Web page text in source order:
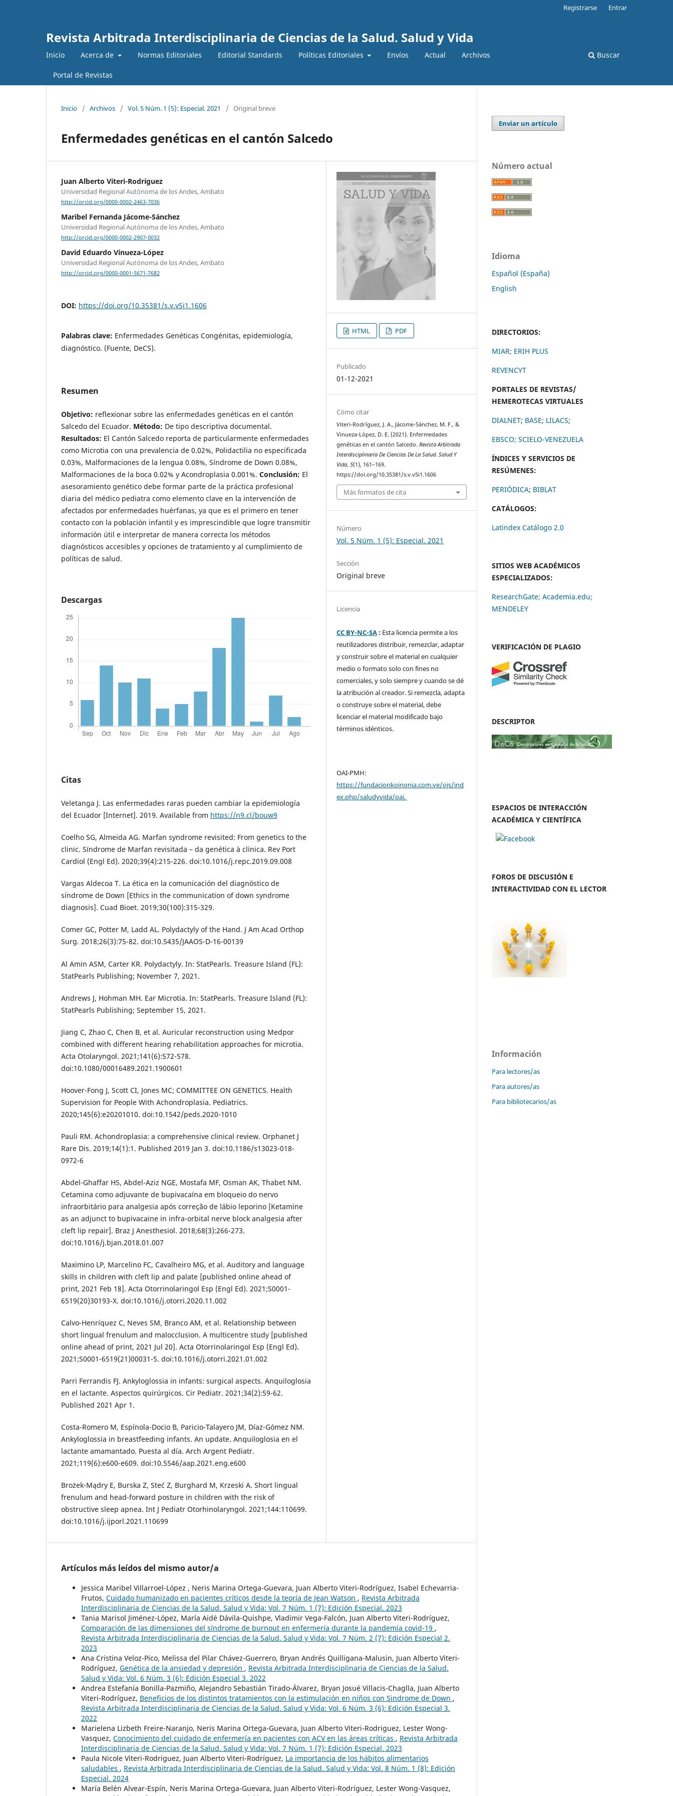
Revista Arbitrada Interdisciplinaria de Ciencias de la Salud. Salud y Vida
Inicio Acerca de Normas Editoriales Editorial Standards Políticas Editoriales Envíos Actual Archivos
Portal de Revistas
Buscar
Registrarse Entrar
Inicio / Archivos / Vol. 5 Núm. 1 (5): Especial. 2021 / Original breve
Enfermedades genéticas en el cantón Salcedo
Juan Alberto Viteri-Rodríguez
Universidad Regional Autónoma de los Andes, Ambato
http://orcid.org/0000-0002-2463-7036
Maribel Fernanda Jácome-Sánchez
Universidad Regional Autónoma de los Andes, Ambato
http://orcid.org/0000-0002-2907-0032
David Eduardo Vinueza-López
Universidad Regional Autónoma de los Andes, Ambato
http://orcid.org/0000-0001-5671-7682
DOI: https://doi.org/10.35381/s.v.v5i1.1606
Palabras clave: Enfermedades Genéticas Congénitas, epidemiología,
diagnóstico. (Fuente, DeCS).
Resumen
Objetivo: reflexionar sobre las enfermedades genéticas en el cantón
Salcedo del Ecuador. Método: De tipo descriptiva documental.
Resultados: El Cantón Salcedo reporta de particularmente enfermedades
como Microtia con una prevalencia de 0.02%, Polidactilia no especificada
0.03%, Malformaciones de la lengua 0.08%, Síndrome de Down 0.08%,
Malformaciones de la boca 0.02% y Acondroplasia 0.001%. Conclusión: El
asesoramiento genético debe formar parte de la práctica profesional
diaria del médico pediatra como elemento clave en la intervención de
afectados por enfermedades huérfanas, ya que es el primero en tener
contacto con la población infantil y es imprescindible que logre transmitir
información útil e interpretar de manera correcta los métodos
diagnósticos accesibles y opciones de tratamiento y al cumplimiento de
políticas de salud.
Descargas
Citas
Veletanga J. Las enfermedades raras pueden cambiar la epidemiología
del Ecuador [Internet]. 2019. Available from https://n9.cl/bouw9
Coelho SG, Almeida AG. Marfan syndrome revisited: From genetics to the
clinic. Síndrome de Marfan revisitada – da genética à clínica. Rev Port
Cardiol (Engl Ed). 2020;39(4):215-226. doi:10.1016/j.repc.2019.09.008
Vargas Aldecoa T. La ética en la comunicación del diagnóstico de
síndrome de Down [Ethics in the communication of down syndrome
diagnosis]. Cuad Bioet. 2019;30(100):315-329.
Comer GC, Potter M, Ladd AL. Polydactyly of the Hand. J Am Acad Orthop
Surg. 2018;26(3):75-82. doi:10.5435/JAAOS-D-16-00139
Al Amin ASM, Carter KR. Polydactyly. In: StatPearls. Treasure Island (FL):
StatPearls Publishing; November 7, 2021.
Andrews J, Hohman MH. Ear Microtia. In: StatPearls. Treasure Island (FL):
StatPearls Publishing; September 15, 2021.
Jiang C, Zhao C, Chen B, et al. Auricular reconstruction using Medpor
combined with different hearing rehabilitation approaches for microtia.
Acta Otolaryngol. 2021;141(6):572-578.
doi:10.1080/00016489.2021.1900601
Hoover-Fong J, Scott CI, Jones MC; COMMITTEE ON GENETICS. Health
Supervision for People With Achondroplasia. Pediatrics.
2020;145(6):e20201010. doi:10.1542/peds.2020-1010
Pauli RM. Achondroplasia: a comprehensive clinical review. Orphanet J
Rare Dis. 2019;14(1):1. Published 2019 Jan 3. doi:10.1186/s13023-018-
0972-6
Abdel-Ghaffar HS, Abdel-Aziz NGE, Mostafa MF, Osman AK, Thabet NM.
Cetamina como adjuvante de bupivacaína em bloqueio do nervo
infraorbitário para analgesia após correção de lábio leporino [Ketamine
as an adjunct to bupivacaine in infra-orbital nerve block analgesia after
cleft lip repair]. Braz J Anesthesiol. 2018;68(3):266-273.
doi:10.1016/j.bjan.2018.01.007
Maximino LP, Marcelino FC, Cavalheiro MG, et al. Auditory and language
skills in children with cleft lip and palate [published online ahead of
print, 2021 Feb 18]. Acta Otorrinolaringol Esp (Engl Ed). 2021;S0001-
6519(20)30193-X. doi:10.1016/j.otorri.2020.11.002
Calvo-Henríquez C, Neves SM, Branco AM, et al. Relationship between
short lingual frenulum and malocclusion. A multicentre study [published
online ahead of print, 2021 Jul 20]. Acta Otorrinolaringol Esp (Engl Ed).
2021;S0001-6519(21)00031-5. doi:10.1016/j.otorri.2021.01.002
Parri Ferrandis FJ. Ankyloglossia in infants: surgical aspects. Anquiloglosia
en el lactante. Aspectos quirúrgicos. Cir Pediatr. 2021;34(2):59-62.
Published 2021 Apr 1.
Costa-Romero M, Espínola-Docio B, Paricio-Talayero JM, Díaz-Gómez NM.
Ankyloglossia in breastfeeding infants. An update. Anquiloglosia en el
lactante amamantado. Puesta al día. Arch Argent Pediatr.
2021;119(6):e600-e609. doi:10.5546/aap.2021.eng.e600
Brożek-Mądry E, Burska Z, Steć Z, Burghard M, Krzeski A. Short lingual
frenulum and head-forward posture in children with the risk of
obstructive sleep apnea. Int J Pediatr Otorhinolaryngol. 2021;144:110699.
doi:10.1016/j.ijporl.2021.110699
HTML PDF
Publicado
01-12-2021
Cómo citar
Viteri-Rodríguez, J. A., Jácome-Sánchez, M. F., &
Vinueza-López, D. E. (2021). Enfermedades
genéticas en el cantón Salcedo.Revista Arbitrada
Interdisciplinaria De Ciencias De La Salud. Salud Y
Vida,5(1), 161–169.
https://doi.org/10.35381/s.v.v5i1.1606
Más formatos de cita
Número
Vol. 5 Núm. 1 (5): Especial. 2021
Sección
Original breve
Licencia
CC BY-NC-SA : Esta licencia permite a los
reutilizadores distribuir, remezclar, adaptar
y construir sobre el material en cualquier
medio o formato solo con fines no
comerciales, y solo siempre y cuando se dé
la atribución al creador. Si remezcla, adapta
o construye sobre el material, debe
licenciar el material modificado bajo
términos idénticos.
OAI-PMH:
https://fundacionkoinonia.com.ve/ojs/ind
ex.php/saludyvida/oai.
Artículos más leídos del mismo autor/a
Jessica Maribel Villarroel-López , Neris Marina Ortega-Guevara, Juan Alberto Viteri-Rodríguez, Isabel Echevarria-
Frutos, Cuidado humanizado en pacientes críticos desde la teoría de Jean Watson , Revista Arbitrada
Interdisciplinaria de Ciencias de la Salud. Salud y Vida: Vol. 7 Núm. 1 (7): Edición Especial. 2023
Tania Marisol Jiménez-López, María Aidé Dávila-Quishpe, Vladimir Vega-Falcón, Juan Alberto Viteri-Rodríguez,
Comparación de las dimensiones del síndrome de burnout en enfermería durante la pandemia covid-19 ,
Revista Arbitrada Interdisciplinaria de Ciencias de la Salud. Salud y Vida: Vol. 7 Núm. 2 (7): Edición Especial 2.
2023
Ana Cristina Veloz-Pico, Melissa del Pilar Chávez-Guerrero, Bryan Andrés Quilligana-Malusin, Juan Alberto Viteri-
Rodríguez, Genética de la ansiedad y depresión , Revista Arbitrada Interdisciplinaria de Ciencias de la Salud.
Salud y Vida: Vol. 6 Núm. 3 (6): Edición Especial 3. 2022
Andrea Estefanía Bonilla-Pazmiño, Alejandro Sebastián Tirado-Álvarez, Bryan Josué Villacis-Chaglla, Juan Alberto
Viteri-Rodríguez, Beneficios de los distintos tratamientos con la estimulación en niños con Sindrome de Down ,
Revista Arbitrada Interdisciplinaria de Ciencias de la Salud. Salud y Vida: Vol. 6 Núm. 3 (6): Edición Especial 3.
2022
Marielena Lizbeth Freire-Naranjo, Neris Marina Ortega-Guevara, Juan Alberto Viteri-Rodriguez, Lester Wong-
Vasquez, Conocimiento del cuidado de enfermería en pacientes con ACV en las áreas críticas , Revista Arbitrada
Interdisciplinaria de Ciencias de la Salud. Salud y Vida: Vol. 7 Núm. 1 (7): Edición Especial. 2023
Paula Nicole Viteri-Rodriguez, Juan Alberto Viteri-Rodríguez, La importancia de los hábitos alimentarios
saludables , Revista Arbitrada Interdisciplinaria de Ciencias de la Salud. Salud y Vida: Vol. 8 Núm. 1 (8): Edición
Especial. 2024
María Belén Alvear-Espín, Neris Marina Ortega-Guevara, Juan Alberto Viteri-Rodríguez, Lester Wong-Vasquez,
Enviar un artículo
Número actual
Idioma
Español (España)
English
DIRECTORIOS:
MIAR; ERIH PLUS
REVENCYT
PORTALES DE REVISTAS/
HEMEROTECAS VIRTUALES
DIALNET; BASE; LILACS;
EBSCO; SCIELO-VENEZUELA
ÍNDICES Y SERVICIOS DE
RESÚMENES:
PERIÓDICA; BIBLAT
CATÁLOGOS:
Latindex Catálogo 2.0
SITIOS WEB ACADÉMICOS
ESPECIALIZADOS:
ResearchGate; Academia.edu;
MENDELEY
VERIFICACIÓN DE PLAGIO
DESCRIPTOR
ESPACIOS DE INTERACCIÓN
ACADÉMICA Y CIENTÍFICA
FOROS DE DISCUSIÓN E
INTERACTIVIDAD CON EL LECTOR
Información
Para lectores/as
Para autores/as
Para bibliotecarios/as